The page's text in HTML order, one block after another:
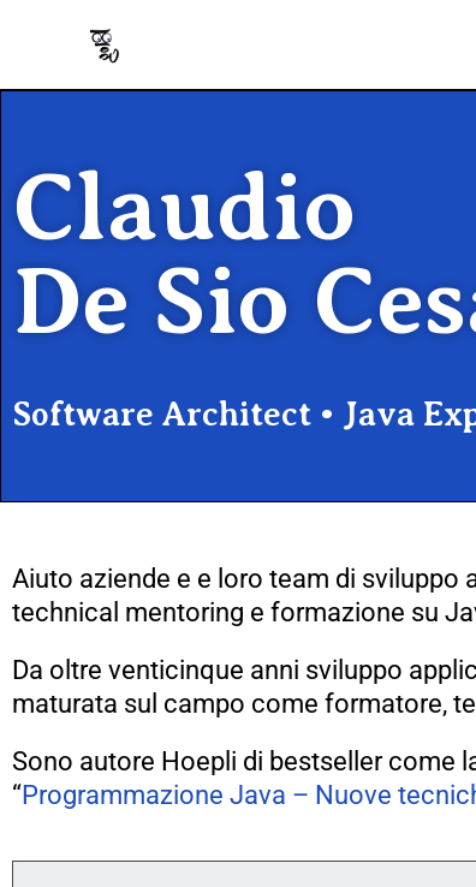
Claudio
De Sio
Software Architect • Java
Aiuto aziende e e loro team di
technical mentoring e formazione su
Da oltre venticinque anni sviluppo
maturata sul campo come formatore,
Sono autore Hoepli di bestseller come
“Programmazione Java – Nuove